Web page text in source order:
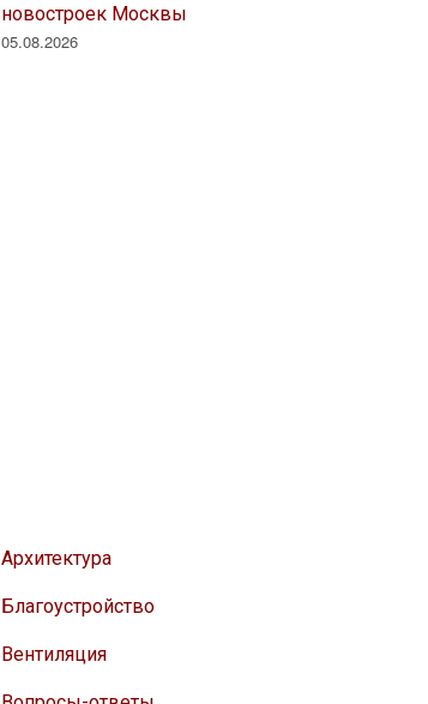
новостроек Москвы
05.08.2026
Архитектура
Благоустройство
Вентиляция